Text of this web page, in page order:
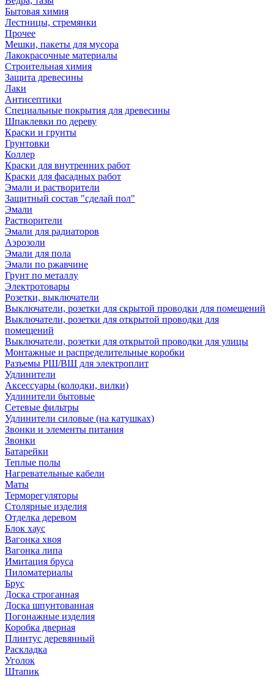
Бытовая химия
Лестницы, стремянки
Прочее
Мешки, пакеты для мусора
Лакокрасочные материалы
Строительная химия
Защита древесины
Лаки
Антисептики
Специальные покрытия для древесины
Шпаклевки по дереву
Краски и грунты
Грунтовки
Коллер
Краски для внутренних работ
Краски для фасадных работ
Эмали и растворители
Защитный состав "сделай пол"
Эмали
Растворители
Эмали для радиаторов
Аэрозоли
Эмали для пола
Эмали по ржавчине
Грунт по металлу
Электротовары
Розетки, выключатели
Выключатели, розетки для скрытой проводки для помещений
Выключатели, розетки для открытой проводки для
помещений
Выключатели, розетки для открытой проводки для улицы
Монтажные и распределительные коробки
Разъемы РШ/ВШ для электроплит
Удлинители
Аксессуары (колодки, вилки)
Удлинители бытовые
Сетевые фильтры
Удлинители силовые (на катушках)
Звонки и элементы питания
Звонки
Батарейки
Теплые полы
Нагревательные кабели
Маты
Терморегуляторы
Столярные изделия
Отделка деревом
Блок хаус
Вагонка хвоя
Вагонка липа
Имитация бруса
Пиломатериалы
Брус
Доска строганная
Доска шпунтованная
Погонажные изделия
Коробка дверная
Плинтус деревянный
Раскладка
Уголок
Штапик